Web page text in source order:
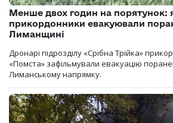
Менше двох годин на порятунок:
прикордонники евакуювали
Лиманщині
Дронарі підрозділу «Срібна Трійка»
«Помста» зафільмували евакуацію
Лиманському напрямку.